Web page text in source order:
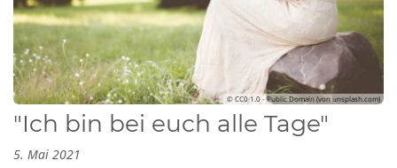
© CC0 1.0 - Public Domain (von unsplash.com)
"Ich bin bei euch alle Tage"
5. Mai 2021